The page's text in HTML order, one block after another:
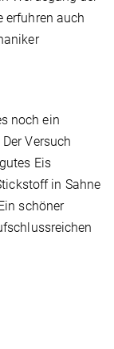
erfuhren auch
noch ein
Versuch
Eis
in Sahne
schöner